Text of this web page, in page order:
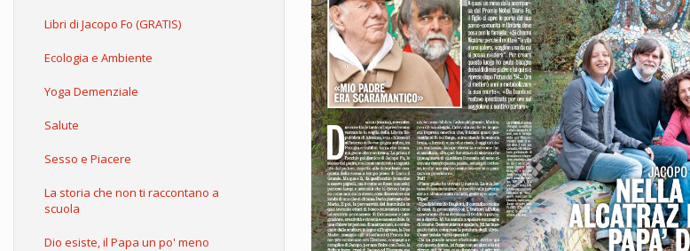
Libri di Jacopo Fo (GRATIS)
Ecologia e Ambiente
Yoga Demenziale
Salute
Sesso e Piacere
La storia che non ti raccontano a
scuola
Dio esiste, il Papa un po' meno